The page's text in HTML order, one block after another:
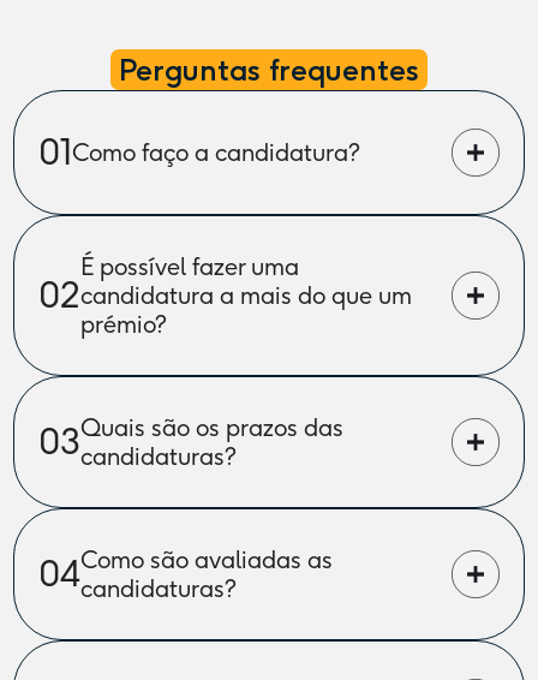
Perguntas frequentes
01Como faço a candidatura?
02
É possível fazer uma
candidatura a mais do que um
prémio?
03Quais são os prazos das
candidaturas?
04Como são avaliadas as
candidaturas?